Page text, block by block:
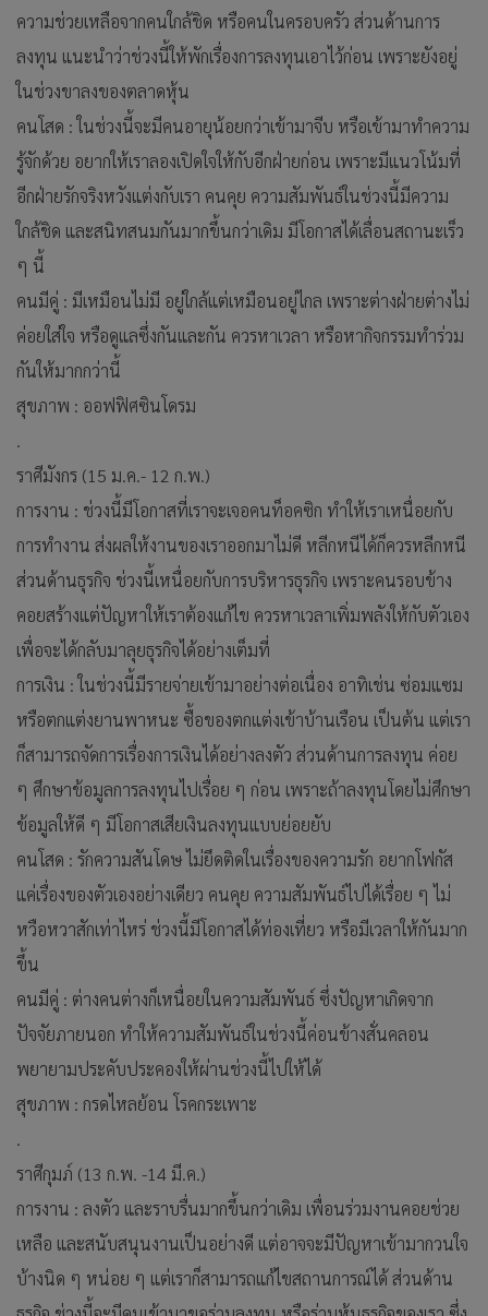
ความช่วยเหลือจากคนใกล้ชิด หรือคนในครอบครัว ส่วนด้านการ
ลงทุน แนะนำว่าช่วงนี้ให้พักเรื่องการลงทุนเอาไว้ก่อน เพราะยังอยู่
ในช่วงขาลงของตลาดหุ้น
คนโสด : ในช่วงนี้จะมีคนอายุน้อยกว่าเข้ามาจีบ หรือเข้ามาทำความ
รู้จักด้วย อยากให้เราลองเปิดใจให้กับอีกฝ่ายก่อน เพราะมีแนวโน้มที่
อีกฝ่ายรักจริงหวังแต่งกับเรา คนคุย ความสัมพันธ์ในช่วงนี้มีความ
ใกล้ชิด และสนิทสนมกันมากขึ้นกว่าเดิม มีโอกาสได้เลื่อนสถานะเร็ว
ๆ นี้
คนมีคู่ : มีเหมือนไม่มี อยู่ใกล้แต่เหมือนอยู่ไกล เพราะต่างฝ่ายต่างไม่
ค่อยใส่ใจ หรือดูแลซึ่งกันและกัน ควรหาเวลา หรือหากิจกรรมทำร่วม
กันให้มากกว่านี้
สุขภาพ : ออฟฟิศซินโดรม
.
ราศีมังกร (15 ม.ค.- 12 ก.พ.)
การงาน : ช่วงนี้มีโอกาสที่เราจะเจอคนท็อคซิก ทำให้เราเหนื่อยกับ
การทำงาน ส่งผลให้งานของเราออกมาไม่ดี หลีกหนีได้ก็ควรหลีกหนี
ส่วนด้านธุรกิจ ช่วงนี้เหนื่อยกับการบริหารธุรกิจ เพราะคนรอบข้าง
คอยสร้างแต่ปัญหาให้เราต้องแก้ไข ควรหาเวลาเพิ่มพลังให้กับตัวเอง
เพื่อจะได้กลับมาลุยธุรกิจได้อย่างเต็มที่
การเงิน : ในช่วงนี้มีรายจ่ายเข้ามาอย่างต่อเนื่อง อาทิเช่น ซ่อมแซม
หรือตกแต่งยานพาหนะ ซื้อของตกแต่งเข้าบ้านเรือน เป็นต้น แต่เรา
ก็สามารถจัดการเรื่องการเงินได้อย่างลงตัว ส่วนด้านการลงทุน ค่อย
ๆ ศึกษาข้อมูลการลงทุนไปเรื่อย ๆ ก่อน เพราะถ้าลงทุนโดยไม่ศึกษา
ข้อมูลให้ดี ๆ มีโอกาสเสียเงินลงทุนแบบย่อยยับ
คนโสด : รักความสันโดษ ไม่ยึดติดในเรื่องของความรัก อยากโฟกัส
แค่เรื่องของตัวเองอย่างเดียว คนคุย ความสัมพันธ์ไปได้เรื่อย ๆ ไม่
หวือหวาสักเท่าไหร่ ช่วงนี้มีโอกาสได้ท่องเที่ยว หรือมีเวลาให้กันมาก
ขึ้น
คนมีคู่ : ต่างคนต่างก็เหนื่อยในความสัมพันธ์ ซึ่งปัญหาเกิดจาก
ปัจจัยภายนอก ทำให้ความสัมพันธ์ในช่วงนี้ค่อนข้างสั่นคลอน
พยายามประคับประคองให้ผ่านช่วงนี้ไปให้ได้
สุขภาพ : กรดไหลย้อน โรคกระเพาะ
.
ราศีกุมภ์ (13 ก.พ. -14 มี.ค.)
การงาน : ลงตัว และราบรื่นมากขึ้นกว่าเดิม เพื่อนร่วมงานคอยช่วย
เหลือ และสนับสนุนงานเป็นอย่างดี แต่อาจจะมีปัญหาเข้ามากวนใจ
บ้างนิด ๆ หน่อย ๆ แต่เราก็สามารถแก้ไขสถานการณ์ได้ ส่วนด้าน